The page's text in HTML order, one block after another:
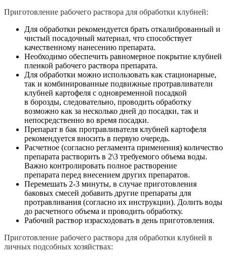
Приготовление рабочего раствора для обработки клубней:
Для обработки рекомендуется брать откалиброванный и
чистый посадочный материал, что способствует
качественному нанесению препарата.
Необходимо обеспечить равномерное покрытие клубней
пленкой рабочего раствора препарата.
Для обработки можно использовать как стационарные,
так и комбинированные подвижные протравливатели
клубней картофеля с одновременной посадкой
в борозды, следовательно, проводить обработку
возможно как за несколько дней до посадки, так и
непосредственно во время посадки.
Препарат в бак протравливателя клубней картофеля
рекомендуется вносить в первую очередь.
Расчетное (согласно регламента применения) количество
препарата растворить в 2\3 требуемого объема воды.
Важно контролировать полное растворение
препарата перед внесением других препаратов.
Перемешать 2-3 минуты, в случае приготовления
баковых смесей добавить другие препараты для
протравливания (согласно их инструкции). Долить воды
до расчетного объема и проводить обработку.
Рабочий раствор израсходовать в день приготовления.
Приготовление рабочего раствора для обработки клубней в
личных подсобных хозяйствах: